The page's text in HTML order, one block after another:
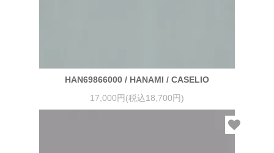
HAN69866000 / HANAMI / CASELIO
17,000円(税込18,700円)